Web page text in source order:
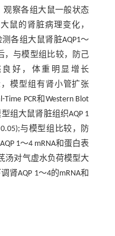
观察各组大鼠一般状态
鼠的肾脏病理变化，
测各组大鼠肾脏AQP1～
，与模型组比较，防己
好，体重明显增长
模型组有肾小管扩张
PCR和Western Blot
组大鼠肾脏组织AQP 1
与模型组比较，防
1～4 mRNA和蛋白表
汤对气虚水负荷模型大
肾AQP 1～4的mRNA和